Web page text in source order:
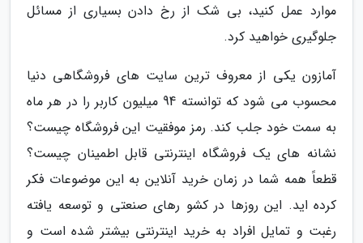
موارد عمل کنید، بی شک از رخ دادن بسیاری از مسائل
جلوگیری خواهید کرد.
آمازون یکی از معروف ترین سایت های فروشگاهی دنیا
محسوب می شود که توانسته 94 میلیون کاربر را در هر ماه
به سمت خود جلب کند. رمز موفقیت این فروشگاه چیست؟
نشانه های یک فروشگاه اینترنتی قابل اطمینان چیست؟
قطعاً همه شما در زمان خرید آنلاین به این موضوعات فکر
کرده اید. این روزها در کشو رهای صنعتی و توسعه یافته
رغبت و تمایل افراد به خرید اینترنتی بیشتر شده است و